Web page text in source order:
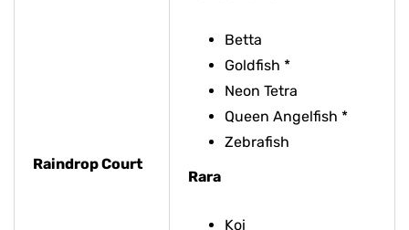
Raindrop Court
Betta
Goldfish *
Neon Tetra
Queen Angelfish *
Zebrafish
Rara
Koi